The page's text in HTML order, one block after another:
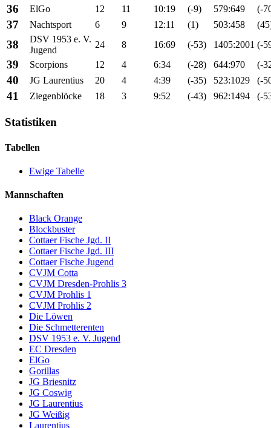
36 ElGo 12 11 10:19 (-9) 579:649 (-
37 Nachtsport 6 9 12:11 (1) 503:458
38
DSV 1953 e. V.
Jugend
24 8 16:69 (-53) 1405:2001 (-
39 Scorpions 12 4 6:34 (-28) 644:970 (-
40 JG Laurentius 20 4 4:39 (-35) 523:1029 (-
41 Ziegenblöcke 18 3 9:52 (-43) 962:1494 (-
Statistiken
Tabellen
Ewige Tabelle
Mannschaften
Black Orange
Blockbuster
Cottaer Fische Jgd. II
Cottaer Fische Jgd. III
Cottaer Fische Jugend
CVJM Cotta
CVJM Dresden-Prohlis 3
CVJM Prohlis 1
CVJM Prohlis 2
Die Löwen
Die Schmetterenten
DSV 1953 e. V. Jugend
EC Dresden
ElGo
Gorillas
JG Briesnitz
JG Coswig
JG Laurentius
JG Weißig
Laurentius